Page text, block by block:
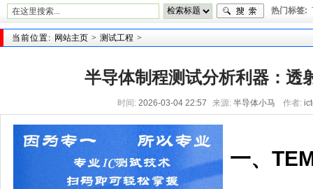
热门标签:
当前位置: 网站主页 > 测试工程 >
半导体制程测试分析利器：透
时间: 2026-03-04 22:57 来源: 半导体小马 作者:
一、